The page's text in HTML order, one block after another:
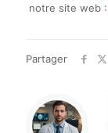
notre site web :
Partager